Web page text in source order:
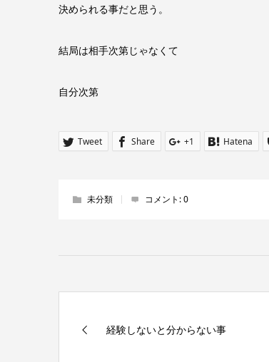
決められる事だと思う。
結局は相手次第じゃなくて
自分次第
Tweet Share +1 Hatena
未分類 コメント:0
経験しないと分からない事